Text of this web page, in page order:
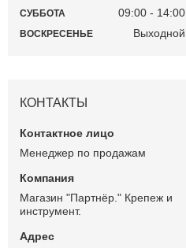
СУББОТА 09:00 14:00
ВОСКРЕСЕНЬЕ Выходной
КОНТАКТЫ
Менеджер по продажам
Магазин "Партнёр." Крепеж и
инструмент.